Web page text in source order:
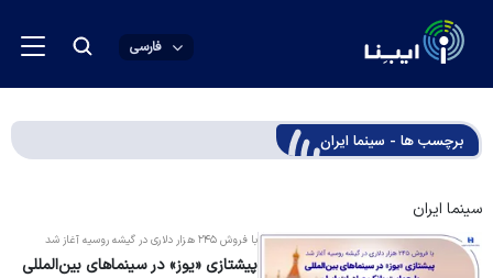
فارسی
برچسب ها - سینما ایران
سینما ایران
با فروش ۲۴۵ هزار دلاری در گیشه روسیه آغاز شد
پیشتازی «یوز» در سینماهای بین‌المللی